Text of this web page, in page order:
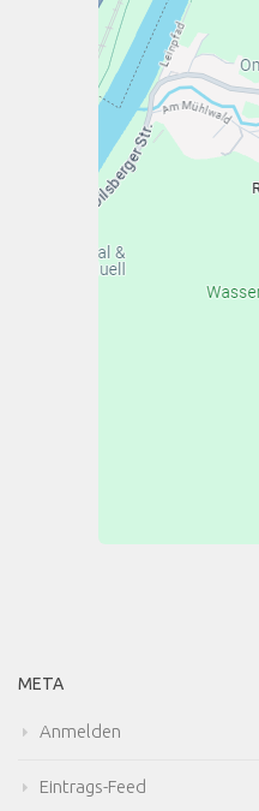
META
Anmelden
Eintrags-Feed